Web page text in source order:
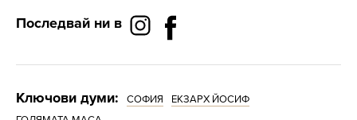
двор” на ъгъла на “Екзарх Йосиф” и
“Будапеща” с разнообразни работилници за
Последвай ни в
Ключови думи: СОФИЯ
ЕКЗАРХ ЙОСИФ